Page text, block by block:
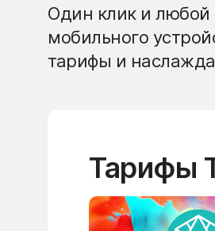
Один клик и любой
мобильного
тарифы и
Тарифы